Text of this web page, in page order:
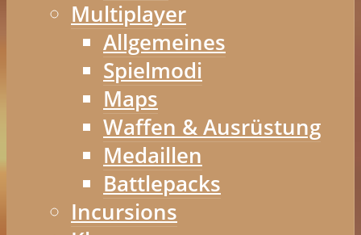
Multiplayer
Allgemeines
Spielmodi
Maps
Waffen & Ausrüstung
Medaillen
Battlepacks
Incursions